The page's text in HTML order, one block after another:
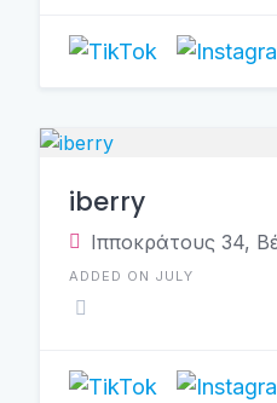
iberry
Ιπποκράτους 34,
ADDED ON JULY